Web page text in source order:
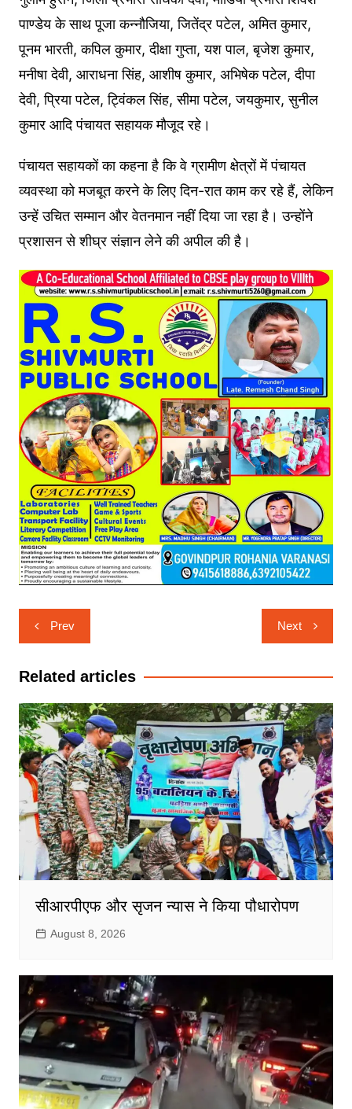
पाण्डेय के साथ पूजा कन्नौजिया, जितेंद्र पटेल, अमित कुमार,
पूनम भारती, कपिल कुमार, दीक्षा गुप्ता, यश पाल, बृजेश कुमार,
मनीषा देवी, आराधना सिंह, आशीष कुमार, अभिषेक पटेल, दीपा
देवी, प्रिया पटेल, ट्विंकल सिंह, सीमा पटेल, जयकुमार, सुनील
कुमार आदि पंचायत सहायक मौजूद रहे।
पंचायत सहायकों का कहना है कि वे ग्रामीण क्षेत्रों में पंचायत
व्यवस्था को मजबूत करने के लिए दिन-रात काम कर रहे हैं, लेकिन
उन्हें उचित सम्मान और वेतनमान नहीं दिया जा रहा है। उन्होंने
प्रशासन से शीघ्र संज्ञान लेने की अपील की है।
Post
navigation
Prev Next
Related articles
सीआरपीएफ और सृजन न्यास ने किया पौधारोपण
August 8, 2026